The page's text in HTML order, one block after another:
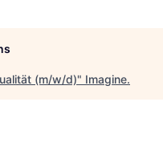
(m/w/d)" Imagine.